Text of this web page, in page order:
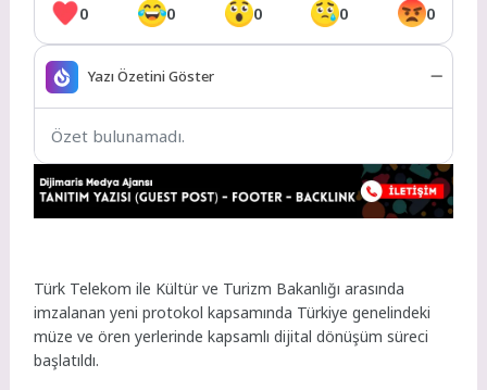
0 0 0 0 0
Yazı Özetini Göster
Özet bulunamadı.
Türk Telekom ile Kültür ve Turizm Bakanlığı arasında
imzalanan yeni protokol kapsamında Türkiye genelindeki
müze ve ören yerlerinde kapsamlı dijital dönüşüm süreci
başlatıldı.